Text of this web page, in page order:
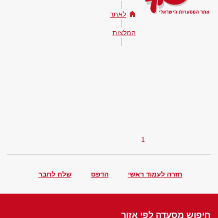
לאתר
המלצות
1
חזרה לעמוד ראשי הדפס שלח לחבר
חיפוש מסעדה לפי אזור